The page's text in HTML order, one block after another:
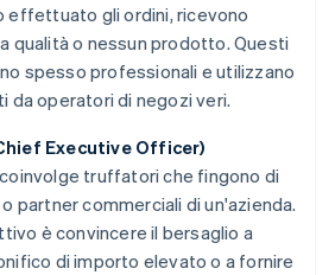
effettuato gli ordini, ricevono
qualità o nessun prodotto. Questi
spesso professionali e utilizzano
da operatori di negozi veri.
Executive Officer)
truffatori che fingono di
partner commerciali di un'azienda.
è convincere il bersaglio a
di importo elevato o a fornire